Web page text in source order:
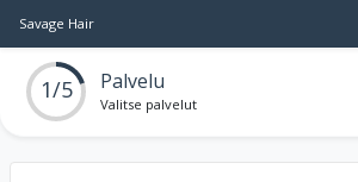
Savage Hair
1/5 Palvelu
Valitse palvelut